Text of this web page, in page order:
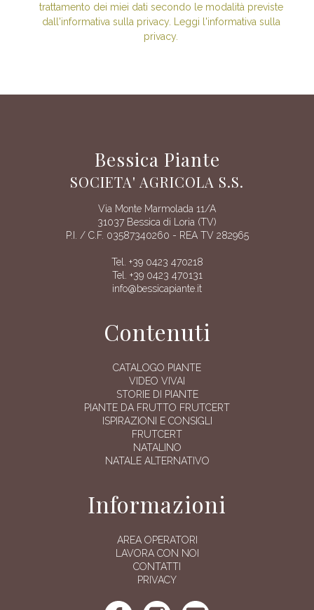
trattamento dei miei dati secondo le modalità previste
dall'informativa sulla privacy. Leggi l'informativa sulla
privacy.
Bessica Piante
SOCIETA' AGRICOLA S.S.
Via Monte Marmolada 11/A
31037 Bessica di Loria (TV)
P.I. / C.F. 03587340260 - REA TV 282965
Tel. +39 0423 470218
Tel. +39 0423 470131
info@bessicapiante.it
Contenuti
CATALOGO PIANTE
VIDEO VIVAI
STORIE DI PIANTE
PIANTE DA FRUTTO FRUTCERT
ISPIRAZIONI E CONSIGLI
FRUTCERT
NATALINO
NATALE ALTERNATIVO
Informazioni
AREA OPERATORI
LAVORA CON NOI
CONTATTI
PRIVACY